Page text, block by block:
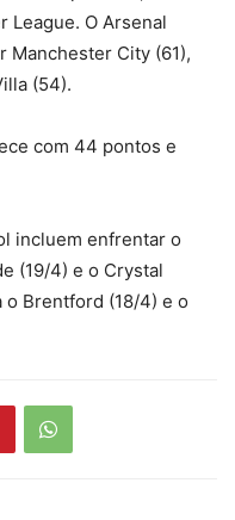
League. O Arsenal
Manchester City (61),
(54).
com 44 pontos e
incluem enfrentar o
(19/4) e o Crystal
o Brentford (18/4) e o